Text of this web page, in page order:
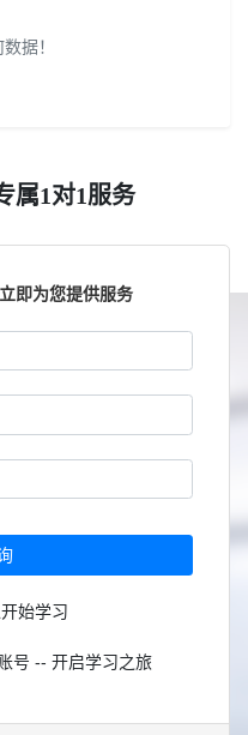
据！
属1对1服务
即为您提供服务
始学习
号 -- 开启学习之旅